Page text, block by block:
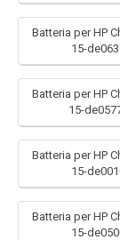
Batteria per HP
15-
Batteria per HP
15-
Batteria per HP
15-
Batteria per HP
15-